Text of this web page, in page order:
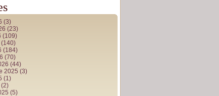
(3)
(23)
(109)
(140)
(184)
(70)
(44)
2025 (3)
(1)
(2)
(5)